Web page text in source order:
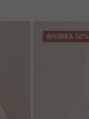
AHORRA 50%